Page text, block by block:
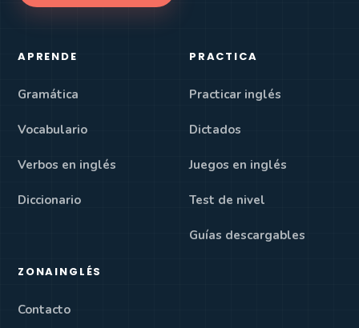
APRENDE
Gramática
Vocabulario
Verbos en inglés
Diccionario
PRACTICA
Practicar inglés
Dictados
Juegos en inglés
Test de nivel
Guías descargables
ZONAINGLÉS
Contacto